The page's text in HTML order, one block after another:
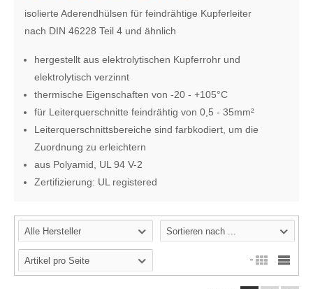
isolierte Aderendhülsen für feindrähtige Kupferleiter
nach DIN 46228 Teil 4 und ähnlich
hergestellt aus elektrolytischen Kupferrohr und
elektrolytisch verzinnt
thermische Eigenschaften von -20 - +105°C
für Leiterquerschnitte feindrähtig von 0,5 - 35mm²
Leiterquerschnittsbereiche sind farbkodiert, um die
Zuordnung zu erleichtern
aus Polyamid, UL 94 V-2
Zertifizierung: UL registered
Alle Hersteller Sortieren nach ...
Artikel pro Seite